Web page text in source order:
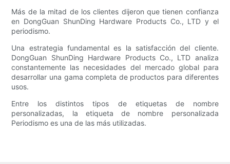
Más de la mitad de los clientes dijeron que tienen confianza
en DongGuan ShunDing Hardware Products Co., LTD y el
periodismo.
Una estrategia fundamental es la satisfacción del cliente.
DongGuan ShunDing Hardware Products Co., LTD analiza
constantemente las necesidades del mercado global para
desarrollar una gama completa de productos para diferentes
usos.
Entre los distintos tipos de etiquetas de nombre
personalizadas, la etiqueta de nombre personalizada
Periodismo es una de las más utilizadas.